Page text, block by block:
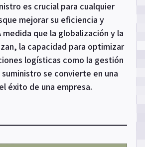
es crucial para cualquier
mejorar su eficiencia y
que la globalización y la
la capacidad para optimizar
logísticas como la gestión
se convierte en una
éxito de una empresa.